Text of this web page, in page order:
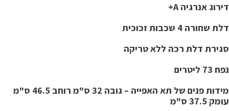
דירוג אנרגיה A+
דלת שחורה 4 שכבות זכוכית
סגירת דלת רכה ללא טריקה
נפח 73 ליטרים
מידות פנים של תא האפייה – גובה 32 ס"מ רוחב 46.5 ס"מ
עומק 37.5 ס"מ